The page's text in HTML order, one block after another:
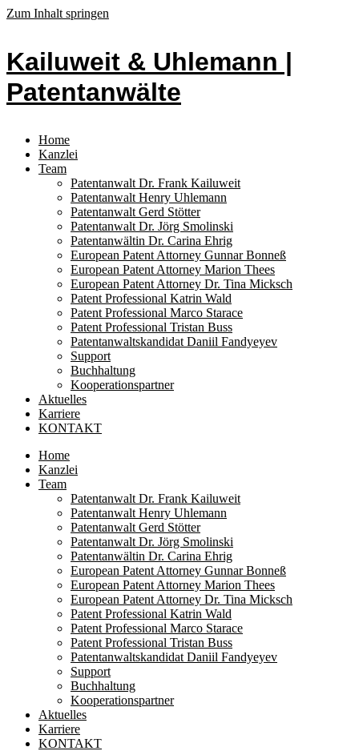
Zum Inhalt springen
Kailuweit & Uhlemann |
Patentanwälte
Home
Kanzlei
Team
Patentanwalt Dr. Frank Kailuweit
Patentanwalt Henry Uhlemann
Patentanwalt Gerd Stötter
Patentanwalt Dr. Jörg Smolinski
Patentanwältin Dr. Carina Ehrig
European Patent Attorney Gunnar Bonneß
European Patent Attorney Marion Thees
European Patent Attorney Dr. Tina Micksch
Patent Professional Katrin Wald
Patent Professional Marco Starace
Patent Professional Tristan Buss
Patentanwaltskandidat Daniil Fandyeyev
Support
Buchhaltung
Kooperationspartner
Aktuelles
Karriere
KONTAKT
Home
Kanzlei
Team
Patentanwalt Dr. Frank Kailuweit
Patentanwalt Henry Uhlemann
Patentanwalt Gerd Stötter
Patentanwalt Dr. Jörg Smolinski
Patentanwältin Dr. Carina Ehrig
European Patent Attorney Gunnar Bonneß
European Patent Attorney Marion Thees
European Patent Attorney Dr. Tina Micksch
Patent Professional Katrin Wald
Patent Professional Marco Starace
Patent Professional Tristan Buss
Patentanwaltskandidat Daniil Fandyeyev
Support
Buchhaltung
Kooperationspartner
Aktuelles
Karriere
KONTAKT